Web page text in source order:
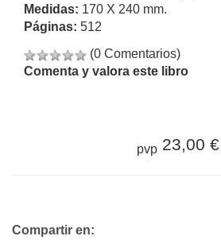
Medidas: 170 X 240 mm.
Páginas: 512
(0 Comentarios)
Comenta y valora este libro
pvp 23,00 €
Compartir en: